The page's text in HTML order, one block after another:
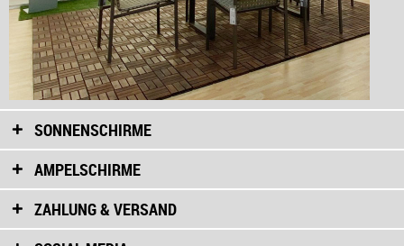
SONNENSCHIRME
AMPELSCHIRME
ZAHLUNG & VERSAND